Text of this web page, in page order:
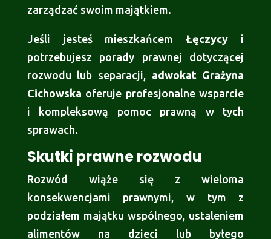
zarządzać swoim majątkiem.
Jeśli jesteś mieszkańcemŁęczycy i
potrzebujesz porady prawnej dotyczącej
rozwodu lub separacji, adwokat Grażyna
Cichowska oferuje profesjonalne wsparcie
i kompleksową pomoc prawną w tych
sprawach.
Skutki prawne rozwodu
Rozwód wiąże się z wieloma
konsekwencjami prawnymi, w tym z
podziałem majątku wspólnego, ustaleniem
alimentów na dzieci lub byłego